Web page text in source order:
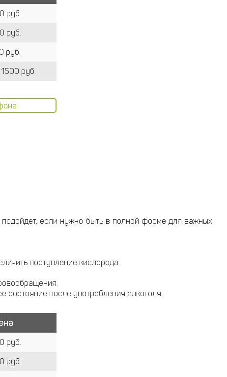
руб.
руб.
руб.
руб.
если нужно быть в полной форме для важных
поступление кислорода.
состояние после употребления алкоголя.
руб.
руб.